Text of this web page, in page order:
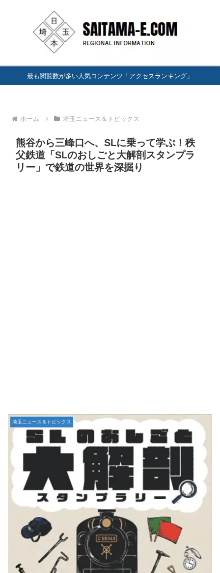
最も閲覧数が多い人気コンテンツ「アクセスランキング」
ホーム 埼玉ニュース＆トピックス
熊谷から三峰口へ、SLに乗って学ぶ！秩
父鉄道「SLのおしごと大解剖スタンプラ
リー」で鉄道の世界を深掘り
埼玉ニュース＆トピックス